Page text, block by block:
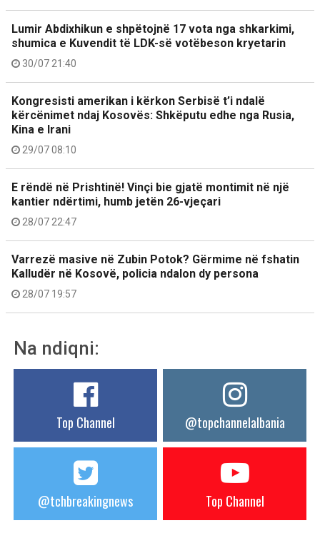
Lumir Abdixhikun e shpëtojnë 17 vota nga shkarkimi,
shumica e Kuvendit të LDK-së votëbeson kryetarin
30/07 21:40
Kongresisti amerikan i kërkon Serbisë t’i ndalë
kërcënimet ndaj Kosovës: Shkëputu edhe nga Rusia,
Kina e Irani
29/07 08:10
E rëndë në Prishtinë! Vinçi bie gjatë montimit në një
kantier ndërtimi, humb jetën 26-vjeçari
28/07 22:47
Varrezë masive në Zubin Potok? Gërmime në fshatin
Kalludër në Kosovë, policia ndalon dy persona
28/07 19:57
Na ndiqni:
Top Channel @topchannelalbania
@tchbreakingnews Top Channel